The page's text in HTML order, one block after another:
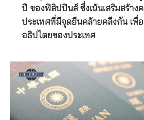
ปี ของฟิลิปปินส์ ซึ่งเน้นเสริมสร้าง
ประเทศที่มีจุดยืนคล้ายคลึงกัน เพื่
อธิปไตยของประเทศ